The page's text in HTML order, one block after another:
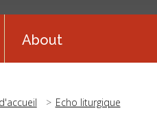
About
Echo liturgique